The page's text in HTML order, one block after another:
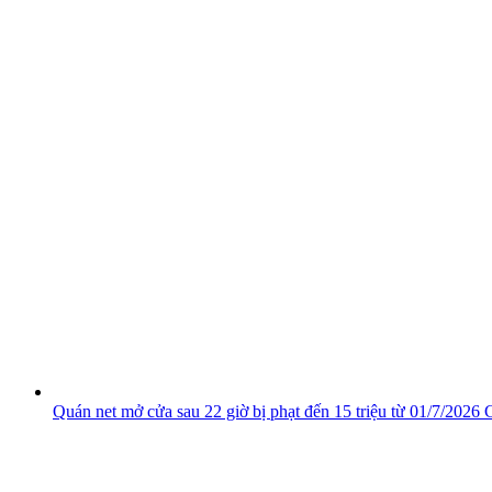
Quán net mở cửa sau 22 giờ bị phạt đến 15 triệu từ 01/7/2026